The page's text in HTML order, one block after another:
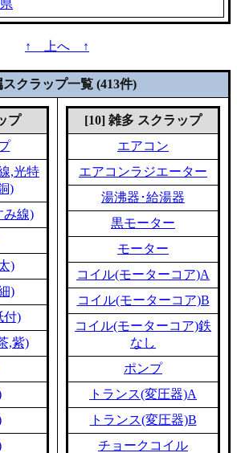
↑ 上へ ↑
スクラップ一覧 (413件)
プ
,光特
)
み線)
)
)
付)
,紫)
[10] 雑多 スクラップ
エアコン
エアコンラジエーター
湯沸器･給湯器
黒モーター
モーター
コイル(モーターコア)A
コイル(モーターコア)B
コイル(モーターコア)鉄
なし
ポンプ
トランス(変圧器)A
トランス(変圧器)B
チョークコイル